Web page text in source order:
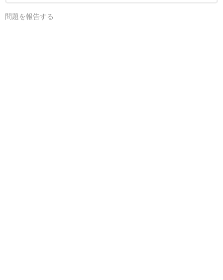
問題を報告する